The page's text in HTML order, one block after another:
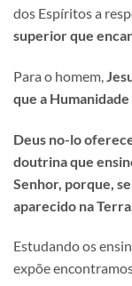
dos Espíritos a
superior que
Para o homem,
que a
Deus no-lo
doutrina que
Senhor, porque,
aparecido na
Estudando os
expõe